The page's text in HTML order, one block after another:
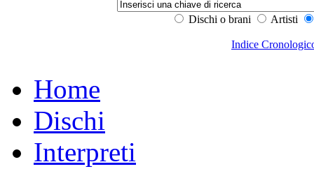
Dischi o brani Artisti
Indice
Home
Dischi
Interpreti